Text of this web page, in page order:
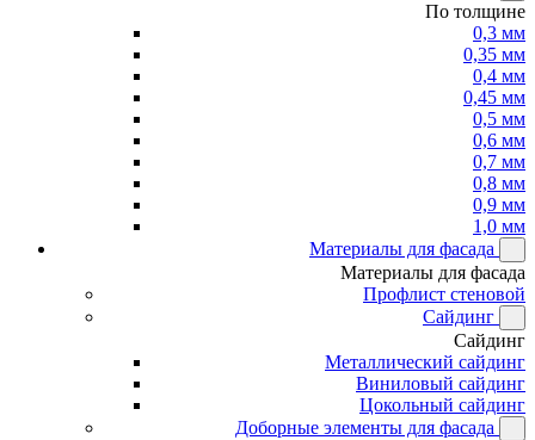
По толщине
0,3 мм
0,35 мм
0,4 мм
0,45 мм
0,5 мм
0,6 мм
0,7 мм
0,8 мм
0,9 мм
1,0 мм
Материалы для фасада
Материалы для фасада
Профлист стеновой
Сайдинг
Сайдинг
Металлический сайдинг
Виниловый сайдинг
Цокольный сайдинг
Доборные элементы для фасада